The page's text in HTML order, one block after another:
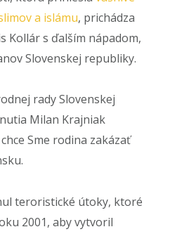
a islámu, prichádza
Kollár s ďalším nápadom,
Slovenskej republiky.
rady Slovenskej
Milan Krajniak
Sme rodina zakázať
teroristické útoky, ktoré
2001, aby vytvoril